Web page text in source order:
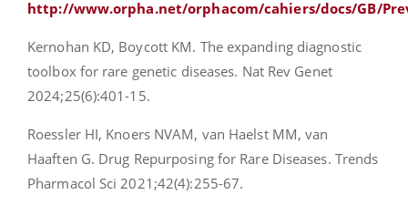
http://www.orpha.net/orphacom/cahiers/docs/GB/
Kernohan KD, Boycott KM. The expanding diagnostic
toolbox for rare genetic diseases. Nat Rev Genet
2024;25(6):401-15.
Roessler HI, Knoers NVAM, van Haelst MM, van
Haaften G. Drug Repurposing for Rare Diseases. Trends
Pharmacol Sci 2021;42(4):255-67.